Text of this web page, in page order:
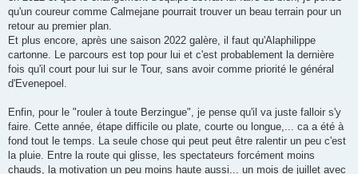
qu'un coureur comme Calmejane pourrait trouver un beau terrain pour un
retour au premier plan.
Et plus encore, après une saison 2022 galère, il faut qu'Alaphilippe
cartonne. Le parcours est top pour lui et c'est probablement la dernière
fois qu'il court pour lui sur le Tour, sans avoir comme priorité le général
d'Evenepoel.
Enfin, pour le "rouler à toute Berzingue", je pense qu'il va juste falloir s'y
faire. Cette année, étape difficile ou plate, courte ou longue,... ca a été à
fond tout le temps. La seule chose qui peut peut être ralentir un peu c'est
la pluie. Entre la route qui glisse, les spectateurs forcément moins
chauds, la motivation un peu moins haute aussi... un mois de juillet avec